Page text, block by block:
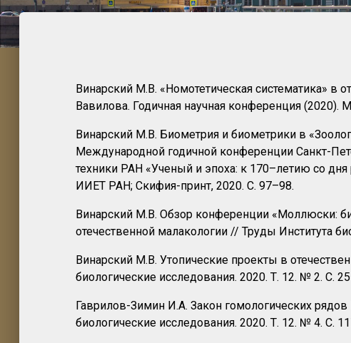
Винарский М.В. «Номотетическая систематика» в
Вавилова. Годичная научная конференция (2020).
Винарский М.В. Биометрия и биометрики в
Международной годичной конференции Санкт-
техники РАН «Ученый и эпоха: к 170–летию со
ИИЕТ РАН; Скифия-принт, 2020. С. 97–98.
Винарский М.В. Обзор конференции «Моллюски:
отечественной малакологии // Труды Института
Винарский М.В. Утопические проекты в
биологические исследования. 2020. Т. 12. № 2. С.
Гаврилов-Зимин И.А. Закон гомологических
биологические исследования. 2020. Т. 12. № 4. С.